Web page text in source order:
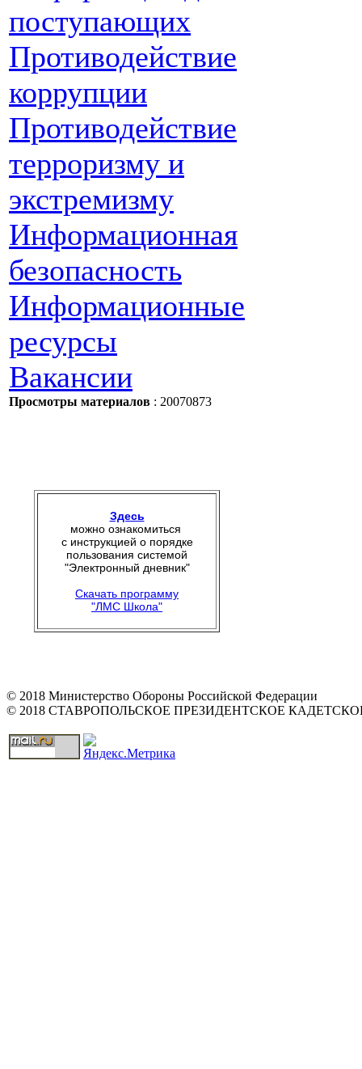
поступающих
Противодействие
коррупции
Противодействие
терроризму и
экстремизму
Информационная
безопасность
Информационные
ресурсы
Вакансии
Просмотры материалов : 20070873
Здесь
можно ознакомиться
с инструкцией о порядке
пользования системой
"Электронный дневник"
Скачать программу
"ЛМС Школа"
© 2018 Министерство Обороны Российской Федерации
© 2018 СТАВРОПОЛЬСКОЕ ПРЕЗИДЕНТСКОЕ